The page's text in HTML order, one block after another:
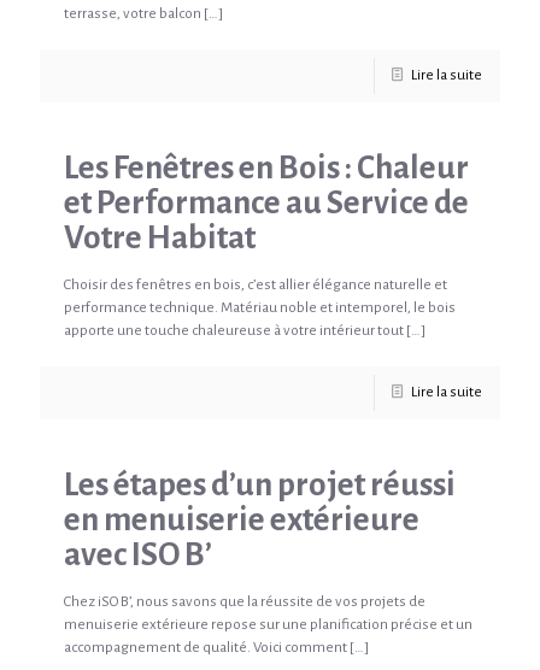
terrasse, votre balcon […]
Lire la suite
Les Fenêtres en Bois : Chaleur
et Performance au Service de
Votre Habitat
Choisir des fenêtres en bois, c’est allier élégance naturelle et
performance technique. Matériau noble et intemporel, le bois
apporte une touche chaleureuse à votre intérieur tout […]
Lire la suite
Les étapes d’un projet réussi
en menuiserie extérieure
avec ISO B’
Chez iSO B’, nous savons que la réussite de vos projets de
menuiserie extérieure repose sur une planification précise et un
accompagnement de qualité. Voici comment […]